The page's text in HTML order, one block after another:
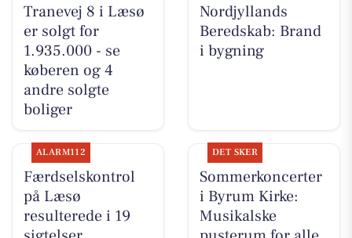
Tranevej 8 i Læsø
er solgt for
1.935.000 - se
køberen og 4
andre solgte
boliger
Nordjyllands
Beredskab: Brand
i bygning
ALARM112
Færdselskontrol
på Læsø
resulterede i 19
DET SKER
Sommerkoncerter
i Byrum Kirke:
Musikalske